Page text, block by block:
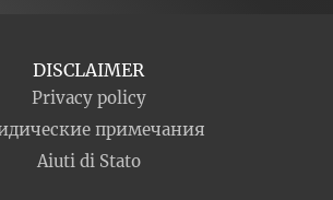
DISCLAIMER
Privacy policy
примечания
Aiuti di Stato